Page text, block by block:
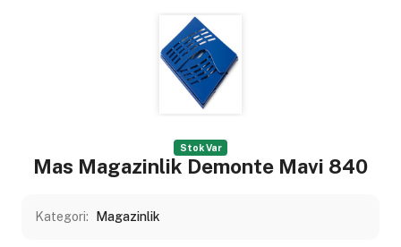
Stok Var
Mas Magazinlik Demonte Mavi 840
Kategori: Magazinlik